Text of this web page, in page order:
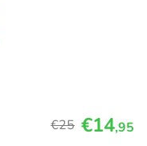
€25 €14,95